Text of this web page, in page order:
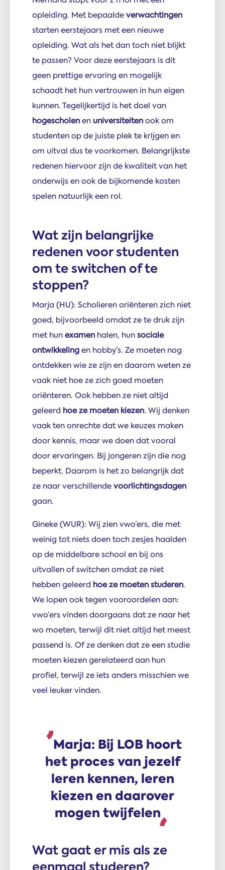
opleiding. Met bepaaldeverwachtingen
starten eerstejaars met een nieuwe
opleiding. Wat als het dan toch niet blijkt
te passen? Voor deze eerstejaars is dit
geen prettige ervaring en mogelijk
schaadt het hun vertrouwen in hun eigen
kunnen. Tegelijkertijd is het doel van
hogescholenen universiteitenook om
studenten op de juiste plek te krijgen en
om uitval dus te voorkomen. Belangrijkste
redenen hiervoor zijn de kwaliteit van het
onderwijs en ook de bijkomende kosten
spelen natuurlijk een rol.
Wat zijn belangrijke
redenen voor studenten
om te switchen of te
stoppen?
Marja (HU): Scholieren oriënteren zich niet
goed, bijvoorbeeld omdat ze te druk zijn
met hunexamen halen, hunsociale
ontwikkelingen hobby’s. Ze moeten nog
ontdekken wie ze zijn en daarom weten ze
vaak niet hoe ze zich goed moeten
oriënteren. Ook hebben ze niet altijd
geleerd hoe ze moeten kiezen. Wij denken
vaak ten onrechte dat we keuzes maken
door kennis, maar we doen dat vooral
door ervaringen. Bij jongeren zijn die nog
beperkt. Daarom is het zo belangrijk dat
ze naar verschillendevoorlichtingsdagen
gaan.
Gineke (WUR): Wij zien vwo’ers, die met
weinig tot niets doen toch zesjes haalden
op de middelbare school en bij ons
uitvallen of switchen omdat ze niet
hebben geleerd hoe ze moeten studeren.
We lopen ook tegen vooroordelen aan:
vwo’ers vinden doorgaans dat ze naar het
wo moeten, terwijl dit niet altijd het meest
passend is. Of ze denken dat ze een studie
moeten kiezen gerelateerd aan hun
profiel, terwijl ze iets anders misschien we
veel leuker vinden.
Marja: Bij LOB hoort
het proces van jezelf
leren kennen, leren
kiezen en daarover
mogen twijfelen
Wat gaat er mis als ze